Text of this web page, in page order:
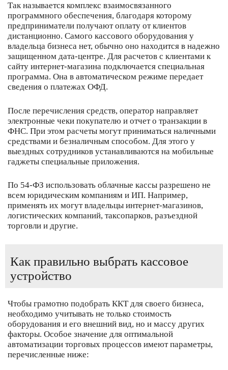
Так называется комплекс взаимосвязанного
программного обеспечения, благодаря которому
предприниматели получают оплату от клиентов
дистанционно. Самого кассового оборудования у
владельца бизнеса нет, обычно оно находится в надежно
защищенном дата-центре. Для расчетов с клиентами к
сайту интернет-магазина подключается специальная
программа. Она в автоматическом режиме передает
сведения о платежах ОФД.
После перечисления средств, оператор направляет
электронные чеки покупателю и отчет о транзакции в
ФНС. При этом расчеты могут приниматься наличными
средствами и безналичным способом. Для этого у
выездных сотрудников устанавливаются на мобильные
гаджеты специальные приложения.
По 54-ФЗ использовать облачные кассы разрешено не
всем юридическим компаниям и ИП. Например,
применять их могут владельцы интернет-магазинов,
логистических компаний, таксопарков, разъездной
торговли и другие.
Как правильно выбрать кассовое
устройство
Чтобы грамотно подобрать ККТ для своего бизнеса,
необходимо учитывать не только стоимость
оборудования и его внешний вид, но и массу других
факторы. Особое значение для оптимальной
автоматизации торговых процессов имеют параметры,
перечисленные ниже: